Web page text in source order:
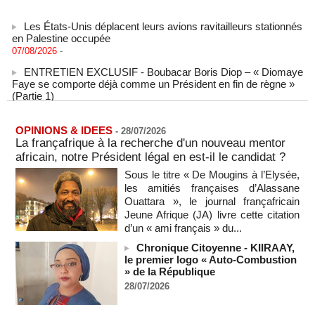
en Palestine occupée
07/08/2026 -
Faye se comporte déjà comme un Président en fin de règne »
(Partie 1)
07/08/2026
2026
07/08/2026 -MOMO ALADJI
L'Iran annonce le démantèlement d'un réseau du Mossad
dans la province de Kerman
06/08/2026 -
Cédéao : le PAPS veut renforcer son efficacité opérationnelle
06/08/2026 -
L'armée nigériane obtient une hausse salariale historique
06/08/2026
Au Nigeria, plus de 300 victimes d’enlèvements ont été
libérées
06/08/2026 -
OPINIONS & IDEES - 28/07/2026
La françafrique à la recherche d'un nouveau mentor
africain, notre Président légal en est-il le candidat ?
Sous le titre « De Mougins à l’Elysée,
les amitiés françaises d’Alassane
Ouattara », le journal françafricain
Jeune Afrique (JA) livre cette citation
d’un « ami français » du...
Chronique Citoyenne - KIIRAAY,
le premier logo « Auto-Combustion
» de la République
28/07/2026